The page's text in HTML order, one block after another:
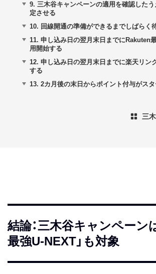
9. 三木谷キャンペーンの適用を確認した
定させる
10. 回線開通の準備ができるまでしばらく
11. 申し込み日の翌月末日までにRakuten
用開始する
12. 申し込み日の翌月末日までに楽天リン
する
13. 2カ月後の末日からポイント付与がス
三
結論：三木谷キャンペーン
最強U-NEXT」も対象